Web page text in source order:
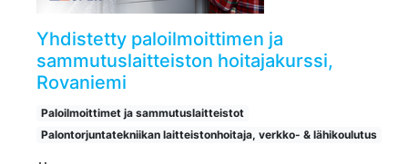
Yhdistetty paloilmoittimen ja
sammutuslaitteiston hoitajakurssi,
Rovaniemi
Paloilmoittimet ja sammutuslaitteistot
Palontorjuntatekniikan laitteistonhoitaja, verkko- & lähikoulutus